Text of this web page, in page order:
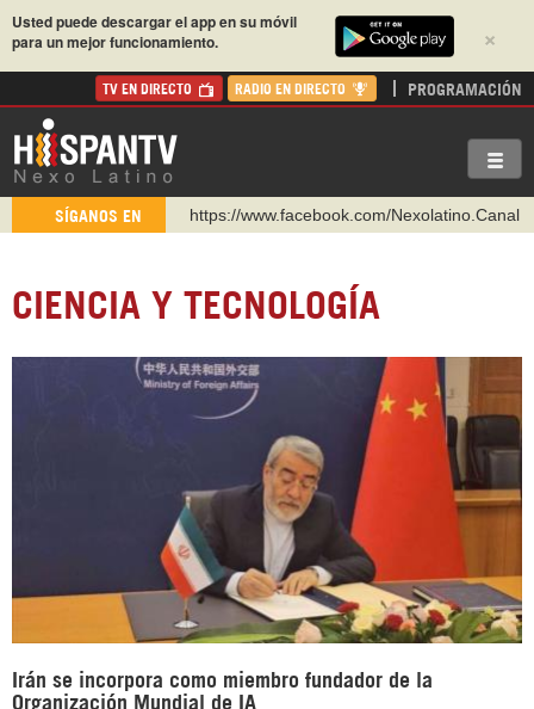
×
Usted puede descargar el app en su móvil
para un mejor funcionamiento.
TV EN DIRECTO RADIO EN DIRECTO PROGRAMACIÓN
SÍGANOS EN
https://www.facebook.com/Nexolatino.Canal
http://twitter.com/nexo_latino
https://t.me/hispantvcanal
https://urmedium.com/c/hispantv
WhatsApp y Viber: +98 921 79 29 404
Instagram como: hispan_tv
CIENCIA Y TECNOLOGÍA
Irán se incorpora como miembro fundador de la
Organización Mundial de IA